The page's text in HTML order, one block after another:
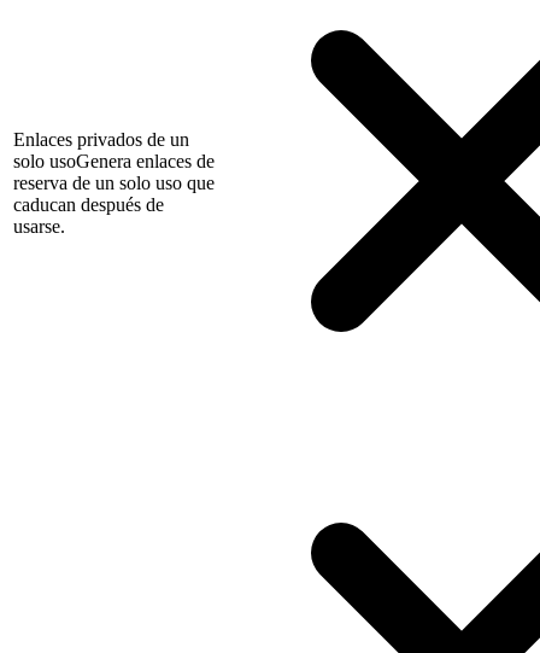
Enlaces privados de un
solo usoGenera enlaces de
reserva de un solo uso que
caducan después de
usarse.